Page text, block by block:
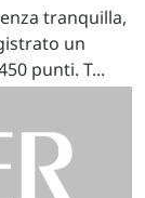
tranquilla,
un
punti. T...